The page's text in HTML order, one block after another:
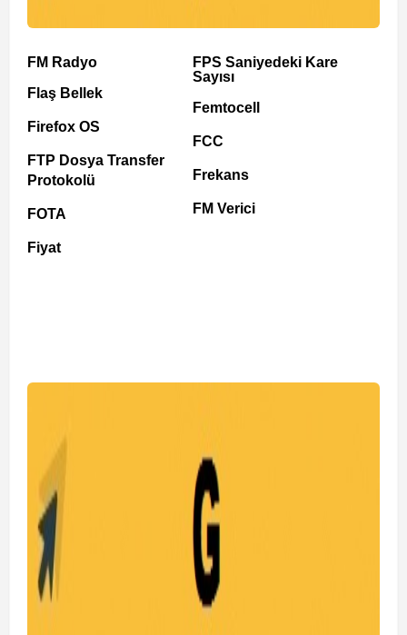
FM Radyo
Flaş Bellek
Firefox OS
FTP Dosya Transfer
Protokolü
FOTA
Fiyat
FPS Saniyedeki Kare
Sayısı
Femtocell
FCC
Frekans
FM Verici